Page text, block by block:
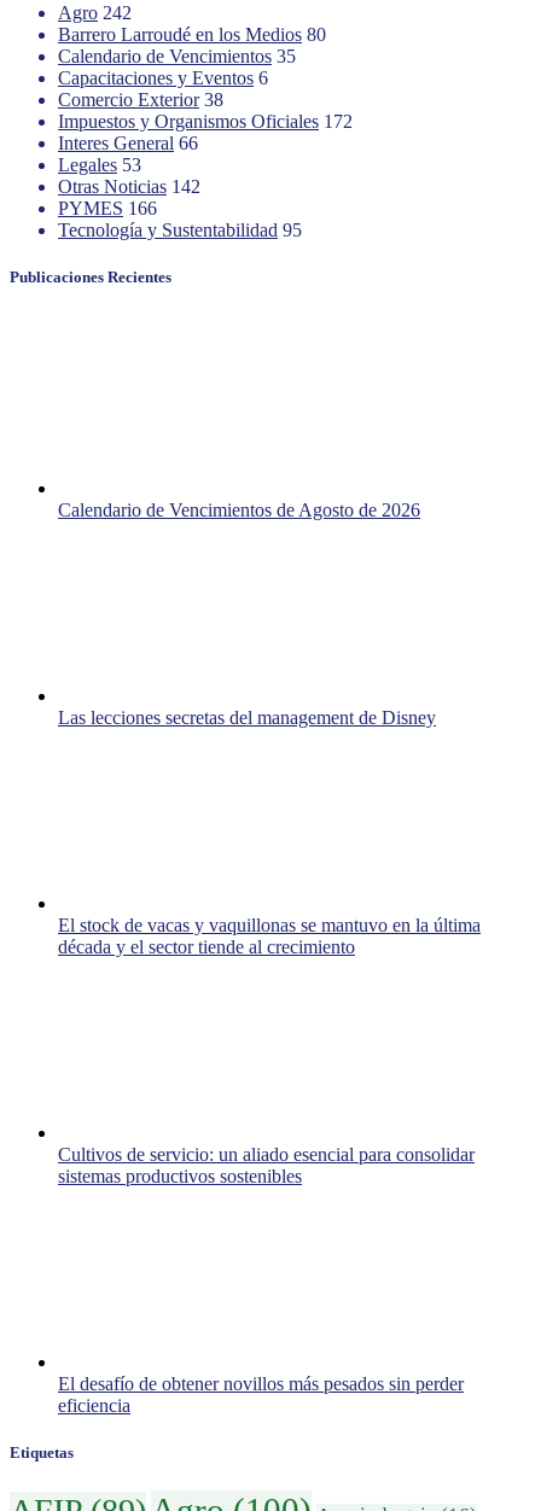
Agro 242
Barrero Larroudé en los Medios 80
Calendario de Vencimientos 35
Capacitaciones y Eventos 6
Comercio Exterior 38
Impuestos y Organismos Oficiales 172
Interes General 66
Legales 53
Otras Noticias 142
PYMES 166
Tecnología y Sustentabilidad 95
Publicaciones Recientes
Calendario de Vencimientos de Agosto de 2026
Las lecciones secretas del management de Disney
El stock de vacas y vaquillonas se mantuvo en la última
década y el sector tiende al crecimiento
Cultivos de servicio: un aliado esencial para consolidar
sistemas productivos sostenibles
El desafío de obtener novillos más pesados sin perder
eficiencia
Etiquetas